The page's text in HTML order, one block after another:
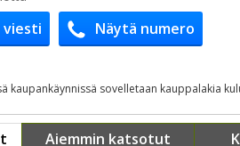
viesti Näytä numero
kaupankäynnissä sovelletaan kauppalakia
Aiemmin katsotut